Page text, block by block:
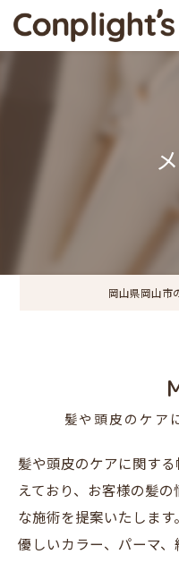
岡山県岡山市
髪や頭皮のケア
髪や頭皮のケアに関す
えており、お客様の髪
な施術を提案いたしま
優しいカラー、パーマ